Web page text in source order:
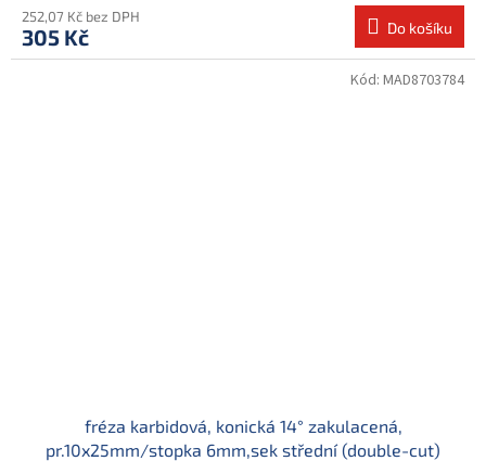
252,07 Kč bez DPH
305 Kč Do košíku
fréza karbidová, konická 14° zakulacená,
pr.10x25mm/stopka 6mm,sek střední (double-cut)
Kód: MAD8703784